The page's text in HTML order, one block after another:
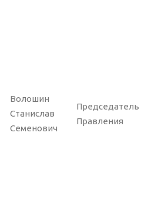
Волошин
Станислав
Семенович
Председатель
Правления